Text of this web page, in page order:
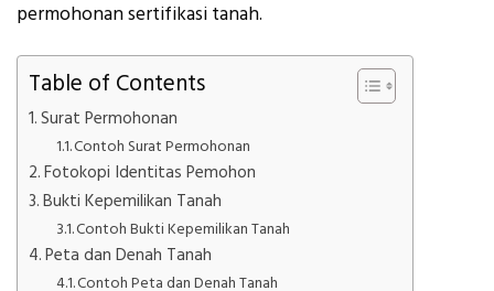
permohonan sertifikasi tanah.
Table of Contents
Surat Permohonan
Contoh Surat Permohonan
Fotokopi Identitas Pemohon
Bukti Kepemilikan Tanah
Contoh Bukti Kepemilikan Tanah
Peta dan Denah Tanah
Contoh Peta dan Denah Tanah